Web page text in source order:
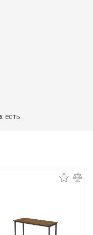
: есть.